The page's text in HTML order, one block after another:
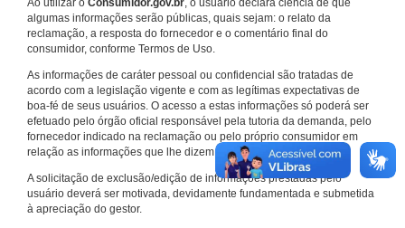
Ao utilizar o Consumidor.gov.br, o usuário declara ciência de que
algumas informações serão públicas, quais sejam: o relato da
reclamação, a resposta do fornecedor e o comentário final do
consumidor, conforme Termos de Uso.
As informações de caráter pessoal ou confidencial são tratadas de
acordo com a legislação vigente e com as legítimas expectativas de
boa-fé de seus usuários. O acesso a estas informações só poderá ser
efetuado pelo órgão oficial responsável pela tutoria da demanda, pelo
fornecedor indicado na reclamação ou pelo próprio consumidor em
relação as informações que lhe dizem respeito.
A solicitação de exclusão/edição de informações prestadas pelo
usuário deverá ser motivada, devidamente fundamentada e submetida
à apreciação do gestor.